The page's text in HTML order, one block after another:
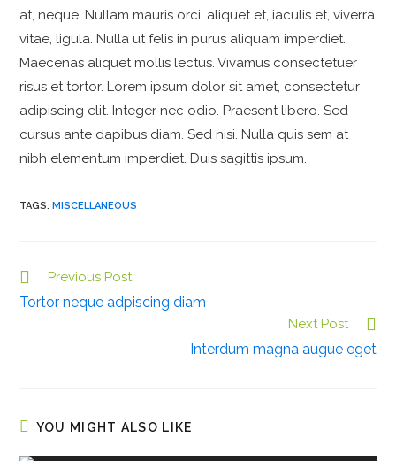
at, neque. Nullam mauris orci, aliquet et, iaculis et, viverra
vitae, ligula. Nulla ut felis in purus aliquam imperdiet.
Maecenas aliquet mollis lectus. Vivamus consectetuer
risus et tortor. Lorem ipsum dolor sit amet, consectetur
adipiscing elit. Integer nec odio. Praesent libero. Sed
cursus ante dapibus diam. Sed nisi. Nulla quis sem at
nibh elementum imperdiet. Duis sagittis ipsum.
TAGS:MISCELLANEOUS
C
o
u
e
Previous Post
Tortor neque adpiscing diam
Next Post
Interdum magna augue eget
YOU MIGHT ALSO LIKE